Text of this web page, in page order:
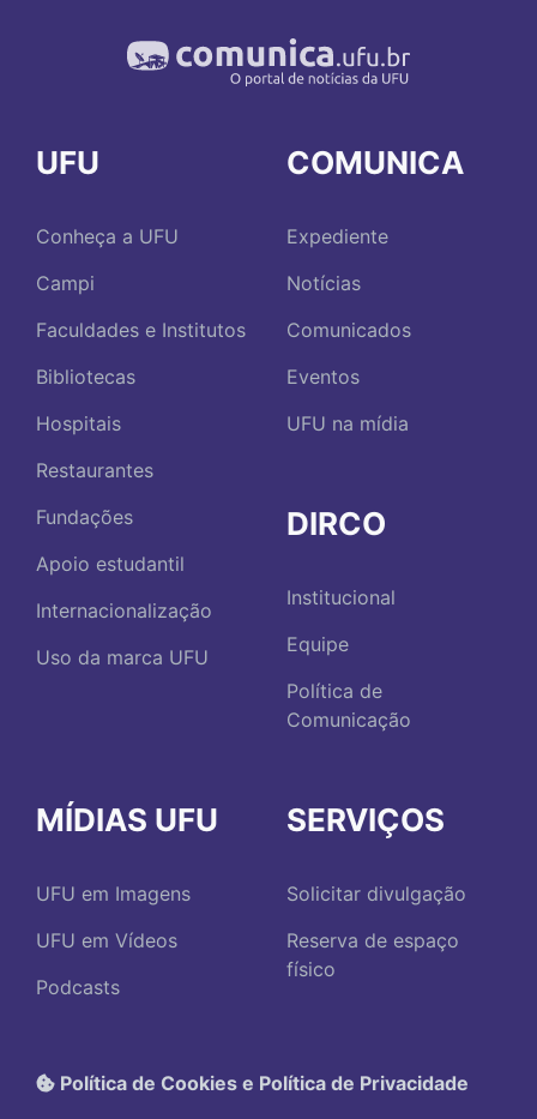
UFU
Conheça a UFU
Campi
Faculdades e Institutos
Bibliotecas
Hospitais
Restaurantes
Fundações
Apoio estudantil
Internacionalização
Uso da marca UFU
COMUNICA
Expediente
Notícias
Comunicados
Eventos
UFU na mídia
DIRCO
Institucional
Equipe
Política de
Comunicação
MÍDIAS UFU
UFU em Imagens
UFU em Vídeos
Podcasts
SERVIÇOS
Solicitar divulgação
Reserva de espaço
físico
Política de Cookies e Política de Privacidade